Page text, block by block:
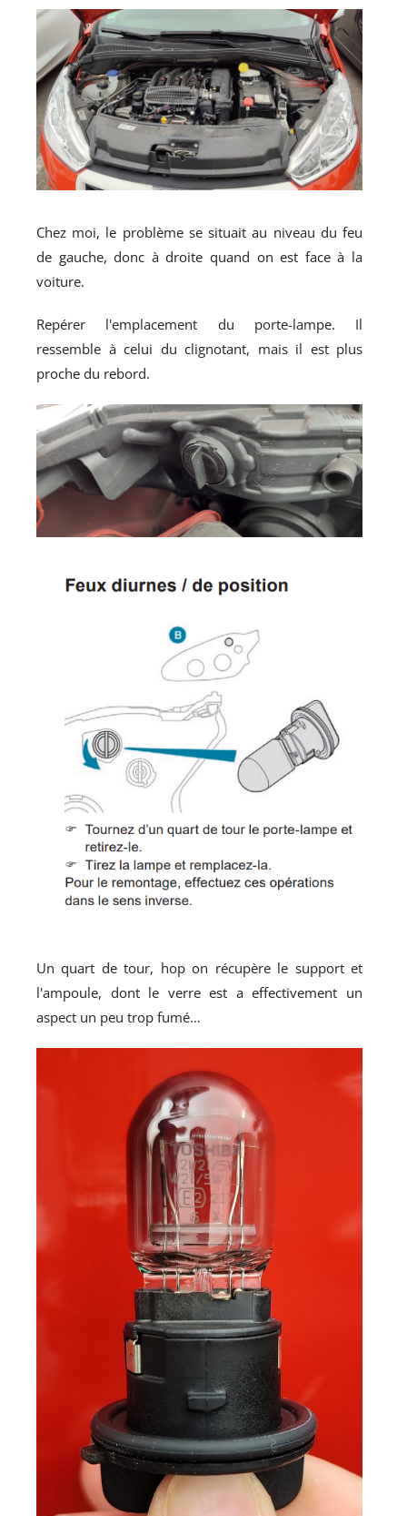
Chez moi, le problème se situait au niveau du feu
de gauche, donc à droite quand on est face à la
voiture.
Repérer l'emplacement du porte-lampe. Il
ressemble à celui du clignotant, mais il est plus
proche du rebord.
Un quart de tour, hop on récupère le support et
l'ampoule, dont le verre est a effectivement un
aspect un peu trop fumé…